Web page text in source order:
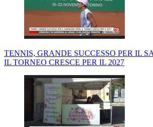
TENNIS, GRANDE SUCCESSO PER IL
IL TORNEO CRESCE PER IL 2027